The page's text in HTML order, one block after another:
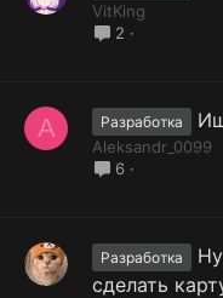
VitKing
2
A Разработка
Aleksandr_0099
6
Разработка
сделать